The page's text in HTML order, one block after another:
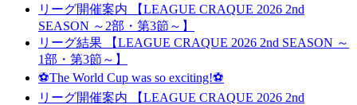
リーグ開催案内 【LEAGUE CRAQUE 2026 2nd
SEASON ～2部・第3節～】
リーグ結果 【LEAGUE CRAQUE 2026 2nd SEASON ～
1部・第3節～】
⚽The World Cup was so exciting!⚽
リーグ開催案内 【LEAGUE CRAQUE 2026 2nd